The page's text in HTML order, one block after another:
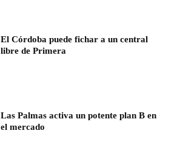
El Córdoba puede fichar a un central
libre de Primera
Las Palmas activa un potente plan B en
el mercado